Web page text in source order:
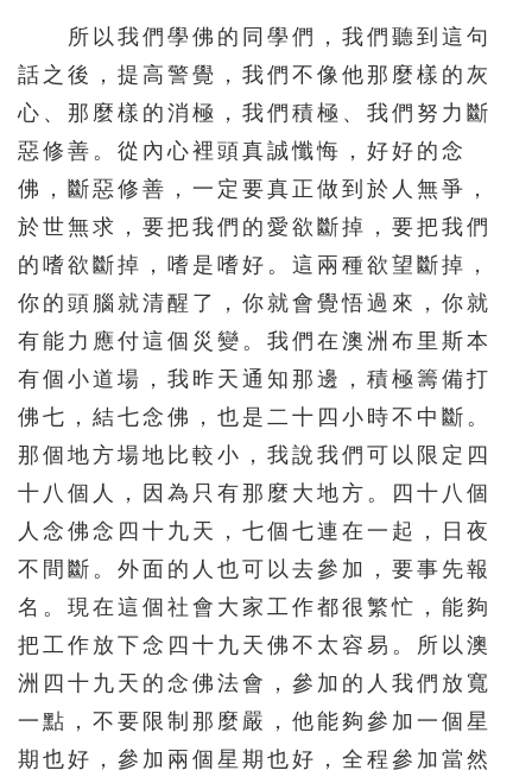
所以我們學佛的同學們，我們聽到這句
話之後，提高警覺，我們不像他那麼樣的灰
心、那麼樣的消極，我們積極、我們努力斷
惡修善。從內心裡頭真誠懺悔，好好的念
佛，斷惡修善，一定要真正做到於人無爭，
於世無求，要把我們的愛欲斷掉，要把我們
的嗜欲斷掉，嗜是嗜好。這兩種欲望斷掉，
你的頭腦就清醒了，你就會覺悟過來，你就
有能力應付這個災變。我們在澳洲布里斯本
有個小道場，我昨天通知那邊，積極籌備打
佛七，結七念佛，也是二十四小時不中斷。
那個地方場地比較小，我說我們可以限定四
十八個人，因為只有那麼大地方。四十八個
人念佛念四十九天，七個七連在一起，日夜
不間斷。外面的人也可以去參加，要事先報
名。現在這個社會大家工作都很繁忙，能夠
把工作放下念四十九天佛不太容易。所以澳
洲四十九天的念佛法會，參加的人我們放寬
一點，不要限制那麼嚴，他能夠參加一個星
期也好，參加兩個星期也好，全程參加當然